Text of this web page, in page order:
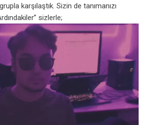
karşılaştık. Sizin de tanımanızı
sizlerle;